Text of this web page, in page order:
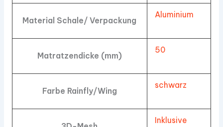
Material Schale/ Verpackung
Aluminium
Matratzendicke (mm)
50
Farbe Rainfly/Wing
schwarz
Inklusive